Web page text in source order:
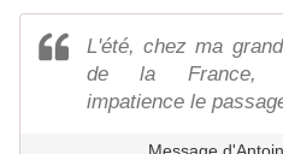
L'été, chez ma
de la France,
impatience le